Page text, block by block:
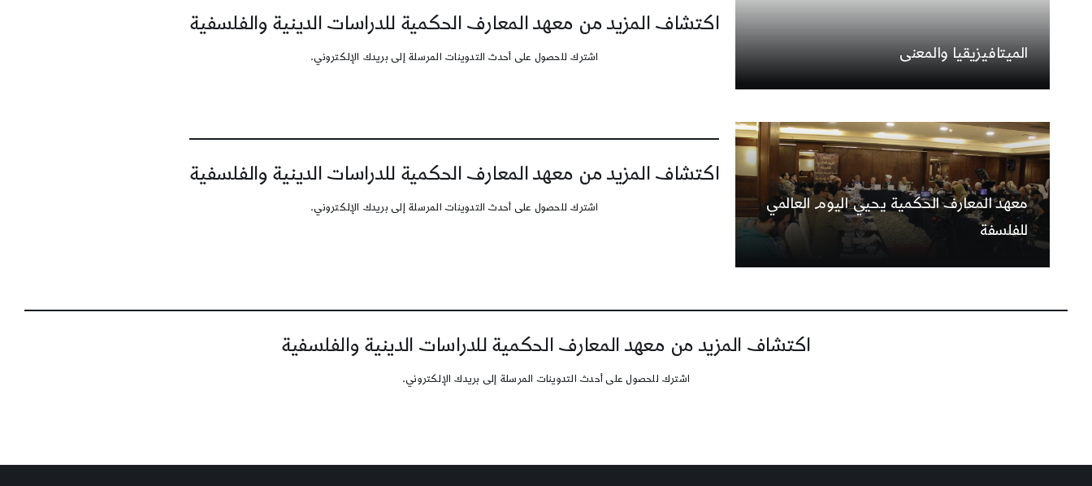
الميتافيزيقيا والمعنى
اكتشاف المزيد من معهد المعارف الحكمية للدراسات الدينية والفلسفية
اشترك للحصول على أحدث التدوينات المرسلة إلى بريدك الإلكتروني.
معهد المعارف الحكمية يحيي اليوم العالمي
للفلسفة
اكتشاف المزيد من معهد المعارف الحكمية للدراسات الدينية والفلسفية
اشترك للحصول على أحدث التدوينات المرسلة إلى بريدك الإلكتروني.
اكتشاف المزيد من معهد المعارف الحكمية للدراسات الدينية والفلسفية
اشترك للحصول على أحدث التدوينات المرسلة إلى بريدك الإلكتروني.